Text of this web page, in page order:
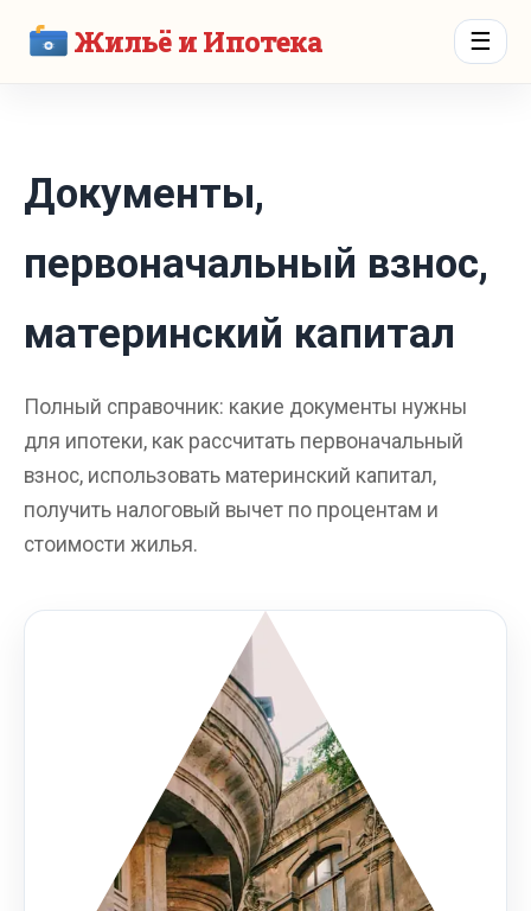
Жильё и Ипотека ☰
Документы,
первоначальный взнос,
материнский капитал
Полный справочник: какие документы нужны
для ипотеки, как рассчитать первоначальный
взнос, использовать материнский капитал,
получить налоговый вычет по процентам и
стоимости жилья.